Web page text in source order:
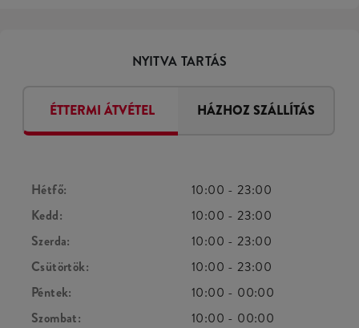
NYITVA TARTÁS
ÉTTERMI ÁTVÉTEL HÁZHOZ SZÁLLÍTÁS
Hétfő: 10:00 -23:00
Kedd:
10:00 -23:00
Szerda:
10:00 -23:00
Csütörtök:
10:00 -23:00
Péntek:
10:00 - 00:00
Szombat:
10:00 - 00:00